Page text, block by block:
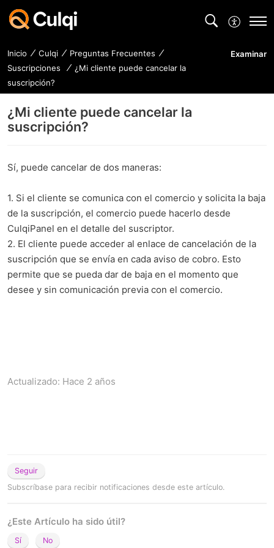
Inicio Culqi
Preguntas Frecuentes
Suscripciones
¿Mi cliente puede cancelar la
suscripción?
Examinar
¿Mi cliente puede cancelar la
suscripción?
Sí, puede cancelar de dos maneras:
1. Si el cliente se comunica con el comercio y solicita la baja
de la suscripción, el comercio puede hacerlo desde
CulqiPanel en el detalle del suscriptor.
2. El cliente puede acceder al enlace de cancelación de la
suscripción que se envía en cada aviso de cobro. Esto
permite que se pueda dar de baja en el momento que
desee y sin comunicación previa con el comercio.
Actualizado: Hace 2 años
Seguir
Subscríbase para recibir notificaciones desde este artículo.
¿Este Artículo ha sido útil?
Sí No